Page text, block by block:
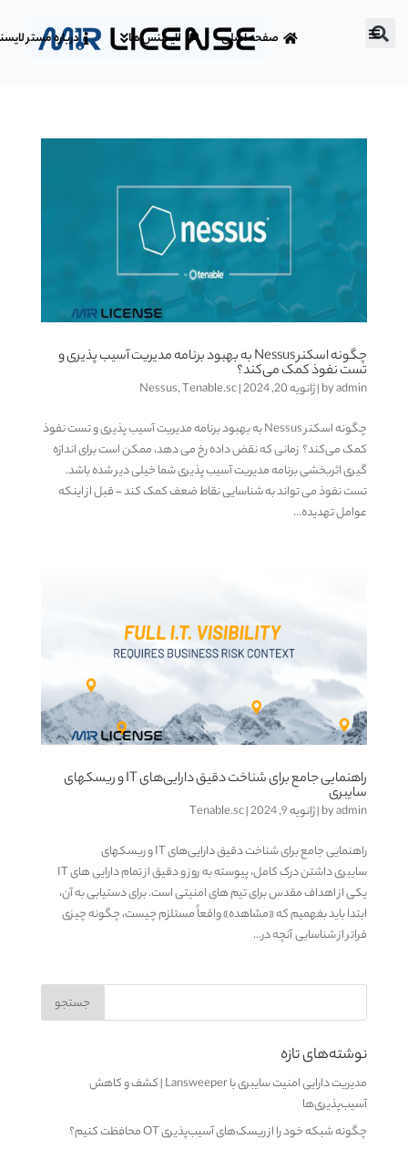
صفحه اصلی لایسنس ها درباره مستر
چگونه اسکنر Nessus به بهبود برنامه مدیریت آسیب پذیری و
تست نفوذ کمک می‌کند؟
byadmin
|ژانویه 20, 2024 |
Nessus,Tenable.sc
چگونه اسکنر Nessus به بهبود برنامه مدیریت آسیب پذیری و تست نفوذ
کمک می‌کند؟ زمانی که نقض داده رخ می دهد، ممکن است برای اندازه
گیری اثربخشی برنامه مدیریت آسیب پذیری شما خیلی دیر شده باشد.
تست نفوذ می تواند به شناسایی نقاط ضعف کمک کند – قبل از اینکه
عوامل تهدیده...
راهنمایی جامع برای شناخت دقیق دارایی‌های IT و ریسکهای
سایبری
byadmin
|ژانویه 9, 2024 |
Tenable.sc
راهنمایی جامع برای شناخت دقیق دارایی‌های IT و ریسکهای
سایبری داشتن درک کامل، پیوسته به روز و دقیق از تمام دارایی های IT
یکی از اهداف مقدس برای تیم های امنیتی است. برای دستیابی به آن،
ابتدا باید بفهمیم که «مشاهده» واقعاً مستلزم چیست، چگونه چیزی
فراتر از شناسایی آنچه در...
نوشته‌های تازه
مدیریت دارایی امنیت سایبری با Lansweeper | کشف و کاهش
آسیب‌پذیری‌ها
چگونه شبکه خود را از ریسک‌های آسیب‌پذیری OT محافظت کنیم؟